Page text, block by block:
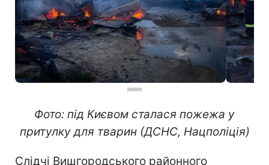
Фото: під Києвом сталася пожежа у
притулку для тварин (ДСНС, Нацполіція)
Слідчі Вишгородського районного